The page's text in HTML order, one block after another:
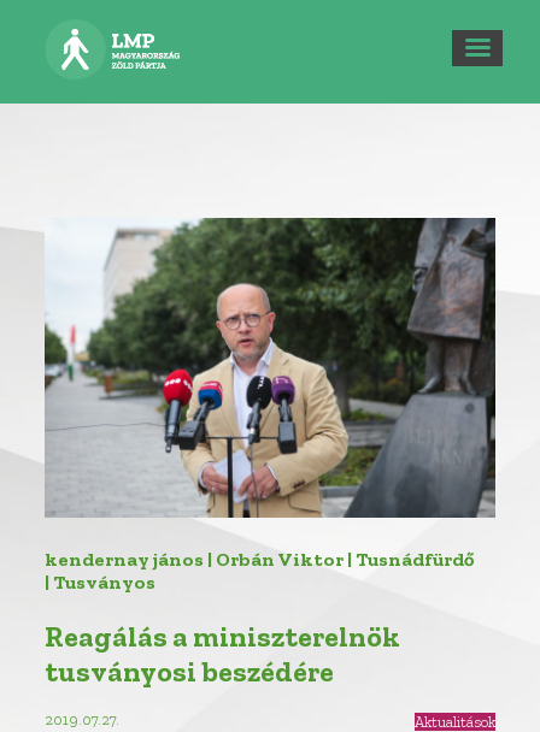
kendernay jános | Orbán Viktor | Tusnádfürdő
| Tusványos
Reagálás a miniszterelnök
tusványosi beszédére
2019.07.27. Aktualitások